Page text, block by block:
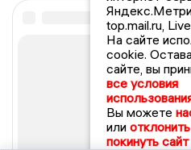
top.mail.ru,
На сайте
cookie.
сайте, вы
все условия
Вы можете
или
покинуть сайт